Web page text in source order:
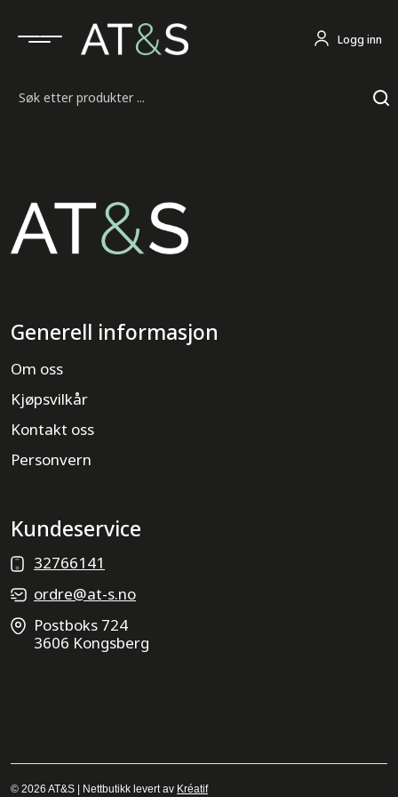
Logg inn
Generell informasjon
Om oss
Kjøpsvilkår
Kontakt oss
Personvern
Kundeservice
32766141
ordre@at-s.no
Postboks 724
3606 Kongsberg
© 2026 AT&S | Nettbutikk levert av Kréatif